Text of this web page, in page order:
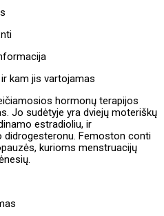
kam jis vartojamas
hormonų terapijos
Jo sudėtyje yra dviejų moteriškų
estradioliu, ir
didrogesteronu. Femoston conti
kurioms menstruacijų